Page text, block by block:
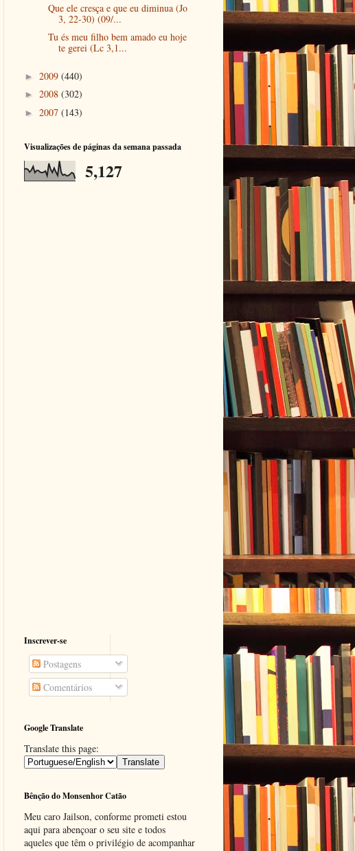
Que ele cresça e que eu diminua (Jo
3, 22-30) (09/...
Tu és meu filho bem amado eu hoje
te gerei (Lc 3,1...
► 2009 (440)
► 2008 (302)
► 2007 (143)
Visualizações de páginas da semana passada
5,127
Inscrever-se
Postagens
Comentários
Google Translate
Translate this page:
Bênção do Monsenhor Catão
Meu caro Jailson, conforme prometi estou
aqui para abençoar o seu site e todos
aqueles que têm o privilégio de acompanhar